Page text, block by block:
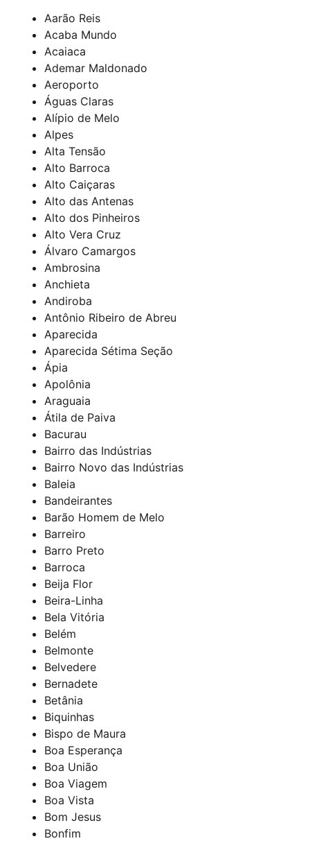
Aarão Reis
Acaba Mundo
Acaiaca
Ademar Maldonado
Aeroporto
Águas Claras
Alípio de Melo
Alpes
Alta Tensão
Alto Barroca
Alto Caiçaras
Alto das Antenas
Alto dos Pinheiros
Alto Vera Cruz
Álvaro Camargos
Ambrosina
Anchieta
Andiroba
Antônio Ribeiro de Abreu
Aparecida
Aparecida Sétima Seção
Ápia
Apolônia
Araguaia
Átila de Paiva
Bacurau
Bairro das Indústrias
Bairro Novo das Indústrias
Baleia
Bandeirantes
Barão Homem de Melo
Barreiro
Barro Preto
Barroca
Beija Flor
Beira-Linha
Bela Vitória
Belém
Belmonte
Belvedere
Bernadete
Betânia
Biquinhas
Bispo de Maura
Boa Esperança
Boa União
Boa Viagem
Boa Vista
Bom Jesus
Bonfim